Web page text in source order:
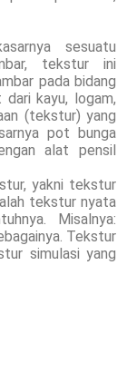
sesuatu
tekstur ini
pada bidang
kayu, logam,
(tekstur) yang
pot bunga
alat pensil
yakni tekstur
tekstur nyata
Misalnya:
Tekstur
simulasi yang